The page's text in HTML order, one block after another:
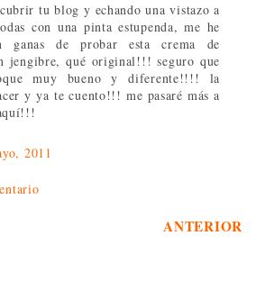
tu blog y echando una vistazo a
con una pinta estupenda, me he
ganas de probar esta crema de
jengibre, qué original!!! seguro que
muy bueno y diferente!!!! la
y ya te cuento!!! me pasaré más a
2011
ANTERIOR